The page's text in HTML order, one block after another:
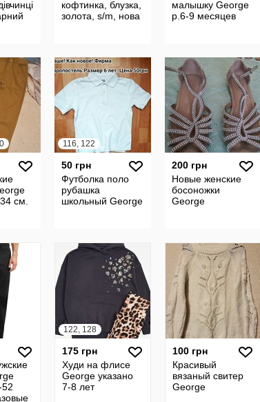
кофтинка, блузка,
золота, s/m, нова
малышку George
р.6-9 месяцев
см.
116, 122
50 грн
Футболка поло
рубашка
школьный George
200 грн
Новые женские
босоножки
George
122, 128
175 грн
Худи на флисе
George указано
7-8 лет
100 грн
Красивый
вязаный свитер
George